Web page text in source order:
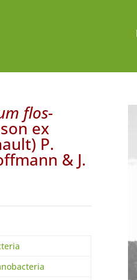
flos-
ex
P.
& J.